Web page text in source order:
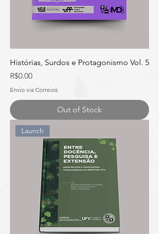
Histórias, Surdos e Protagonismo Vol. 5
Price
R$0.00
Envio via Correios
Out of Stock
Launch